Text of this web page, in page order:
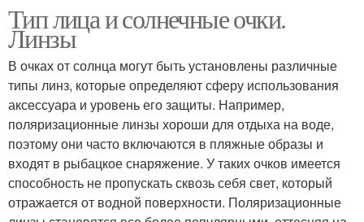
Тип лица и солнечные очки.
Линзы
В очках от солнца могут быть установлены различные
типы линз, которые определяют сферу использования
аксессуара и уровень его защиты. Например,
поляризационные линзы хороши для отдыха на воде,
поэтому они часто включаются в пляжные образы и
входят в рыбацкое снаряжение. У таких очков имеется
способность не пропускать сквозь себя свет, который
отражается от водной поверхности. Поляризационные